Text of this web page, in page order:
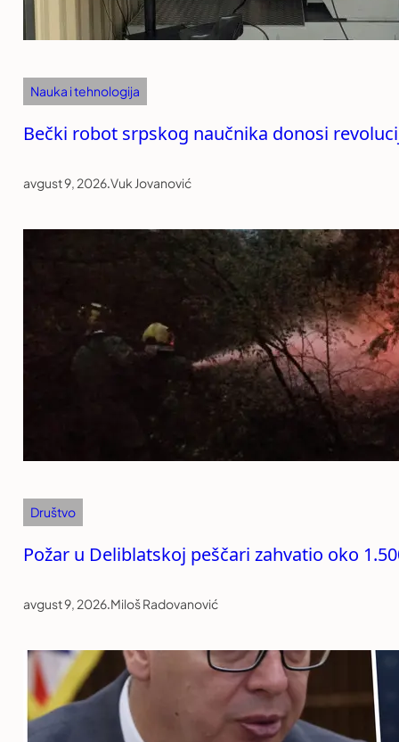
Nauka i tehnologija
Bečki robot srpskog naučnika donosi
avgust 9, 2026.Vuk Jovanović
Društvo
Požar u Deliblatskoj peščari zahvatio oko
avgust 9, 2026.Miloš Radovanović